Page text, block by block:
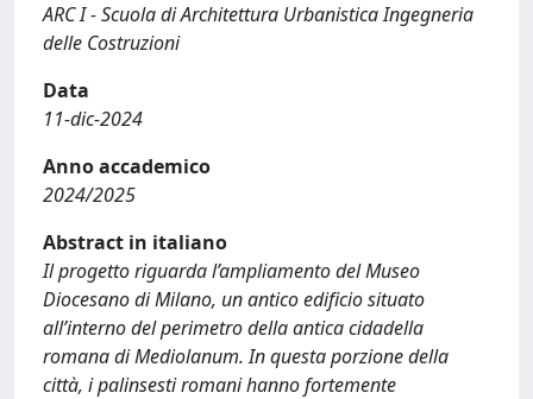
ARC I - Scuola di Architettura Urbanistica Ingegneria
delle Costruzioni
Data
11-dic-2024
Anno accademico
2024/2025
Abstract in italiano
Il progetto riguarda l’ampliamento del Museo
Diocesano di Milano, un antico edificio situato
all’interno del perimetro della antica cidadella
romana di Mediolanum. In questa porzione della
città, i palinsesti romani hanno fortemente